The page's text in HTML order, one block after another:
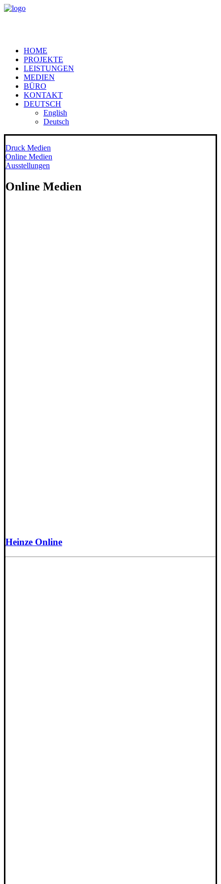
HOME
PROJEKTE
LEISTUNGEN
MEDIEN
BÜRO
KONTAKT
DEUTSCH
English
Deutsch
Druck Medien
Online Medien
Ausstellungen
Online Medien
Heinze Online